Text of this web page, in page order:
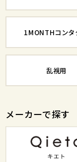
1MONTHコンタ
乱視用
メーカーで探す